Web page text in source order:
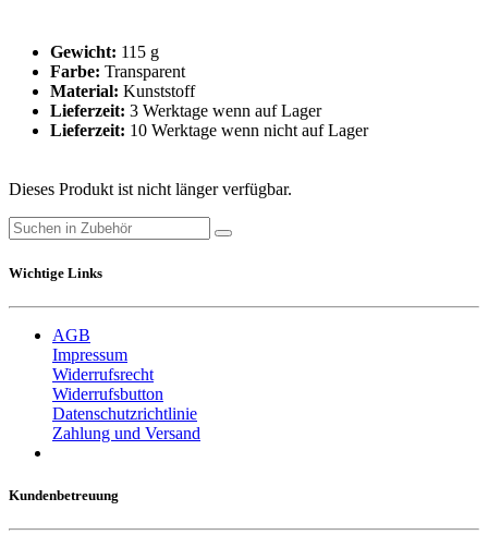
Gewicht: 115 g
Farbe: Transparent
Material: Kunststoff
Lieferzeit: 3 Werktage wenn auf Lager
Lieferzeit: 10 Werktage wenn nicht auf Lager
Dieses Produkt ist nicht länger verfügbar.
Wichtige Links
AGB
Impressum
Widerrufsrecht
Widerrufsbutton
Datenschutzrichtlinie
Zahlung und Versand
Kundenbetreuung